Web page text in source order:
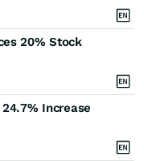
20% Stock
Increase